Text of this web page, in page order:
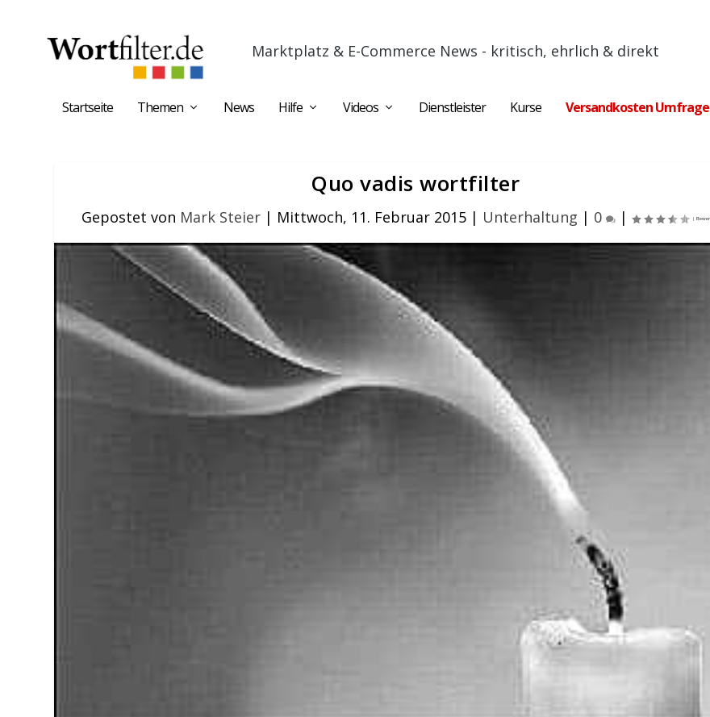
Marktplatz & E-Commerce News - kritisch, ehrlich & direkt
Startseite Themen News Hilfe Videos Dienstleister Kurse Versandkosten Umfrage
Quo vadis wortfilter
Gepostet von Mark Steier| Mittwoch, 11. Februar 2015| Unterhaltung | 0 |